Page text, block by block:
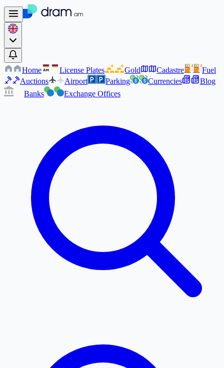
Home AM License Plates Gold Cadastre
Fuel
Auctions
Airport Parking Currencies
Blog
Banks
Exchange Offices